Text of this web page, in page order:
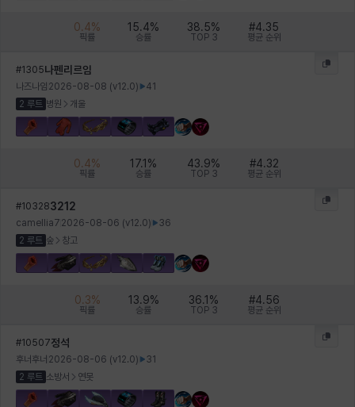
0.4%
픽률
15.4%
승률
38.5%
TOP 3
#4.35
평균 순위
#1305나펜리르임
나즈나임 2026-08-08 (v12.0)
41
2 루트 병원 개울
0.4%
픽률
17.1 %
승률
43.9%
TOP 3
#4.32
평균 순위
#103283212
camellia7 2026-08-06 (v12.0)
36
2 루트 숲 창고
0.3%
픽률
13.9%
승률
36.1 %
TOP 3
#4.56
평균 순위
#10507정석
후너후너 2026-08-06 (v12.0)
31
2 루트 소방서 연못